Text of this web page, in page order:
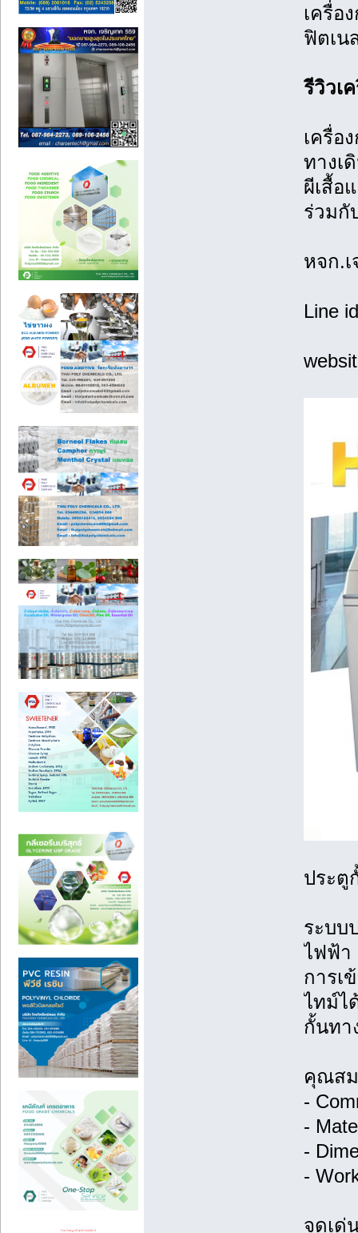
เครื่อ
ฟิตเน
รีวิวเ
เครื่อ
ทางเ
ผีเสื้อ
ร่วมกั
หจก.
Line
ประตู
ระบบ
ไฟฟ้า
การเ
ไทม์ไ
กั้นทา
คุณสม
-
-
-
-
จุดเด่